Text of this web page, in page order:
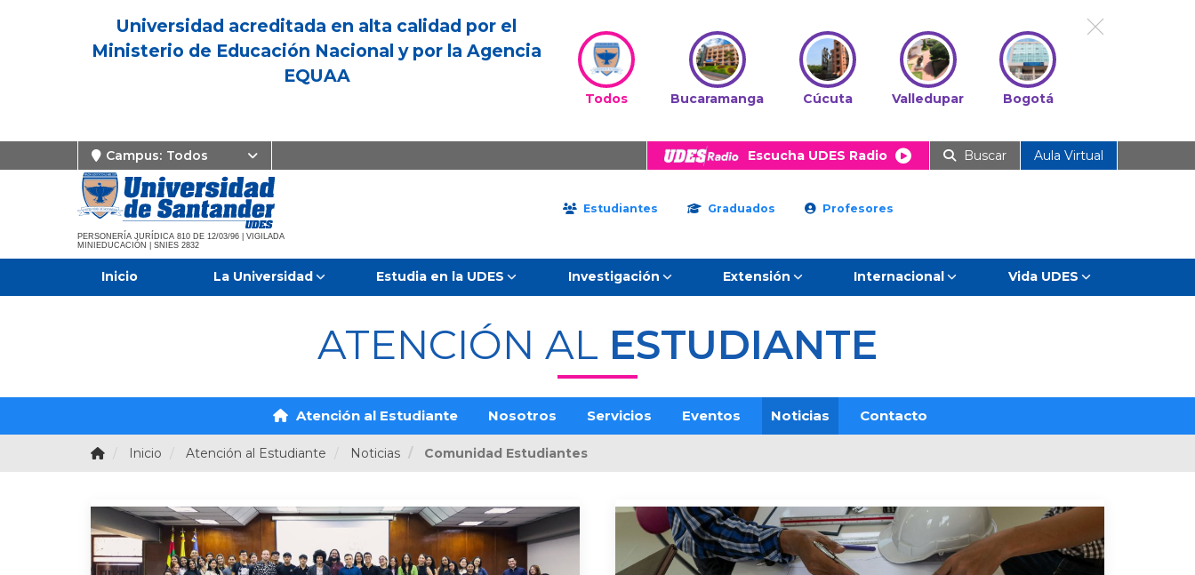
Universidad acreditada en alta calidad por el
Ministerio de Educación Nacional y por la Agencia
EQUAA
Todos Bucaramanga Cúcuta Valledupar Bogotá
Campus: Todos Escucha UDES Radio Buscar Aula Virtual
PERSONERÍA JURÍDICA 810 DE 12/03/96 | VIGILADA
MINIEDUCACIÓN | SNIES 2832
Estudiantes Graduados Profesores
Inicio La Universidad Estudia en la UDES Investigación Extensión Internacional Vida UDES
ATENCIÓN AL ESTUDIANTE
Atención al Estudiante Nosotros Servicios Eventos Noticias Contacto
Inicio Atención al Estudiante Noticias Comunidad Estudiantes